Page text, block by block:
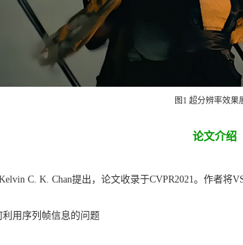
图1 超分辨率效果
论文介绍
C. K. Chan提出，论文收录于CVPR2021。作者将
用序列帧信息的问题